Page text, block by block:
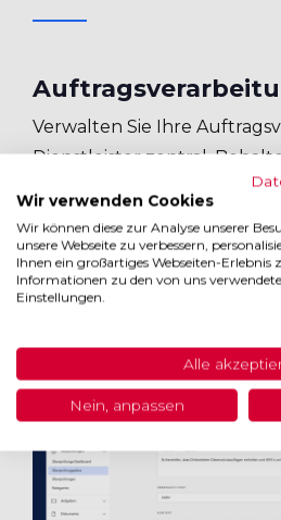
Verwalten Sie Ihre
Dienstleister zentral.
Prüfungen und Risiken
im Blick.
Wir verwenden Cookies
Wir können diese zur Analyse unserer
unsere Webseite zu verbessern,
Ihnen ein großartiges Webseiten-Erlebnis
Informationen zu den von uns
Einstellungen.
Alle
Nein, anpassen